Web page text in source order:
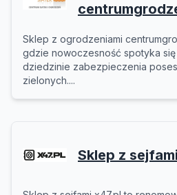
Sklep z ogrodzeniami
gdzie nowoczesność spotyka
dziedzinie zabezpieczenia
zielonych....
Sklep z